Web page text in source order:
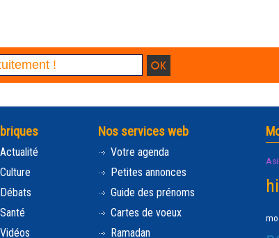
Actualité
Culture
Débats
Santé
Vidéos
Nos services web
Votre agenda
Petites annonces
Guide des prénoms
Cartes de voeux
Ramadan